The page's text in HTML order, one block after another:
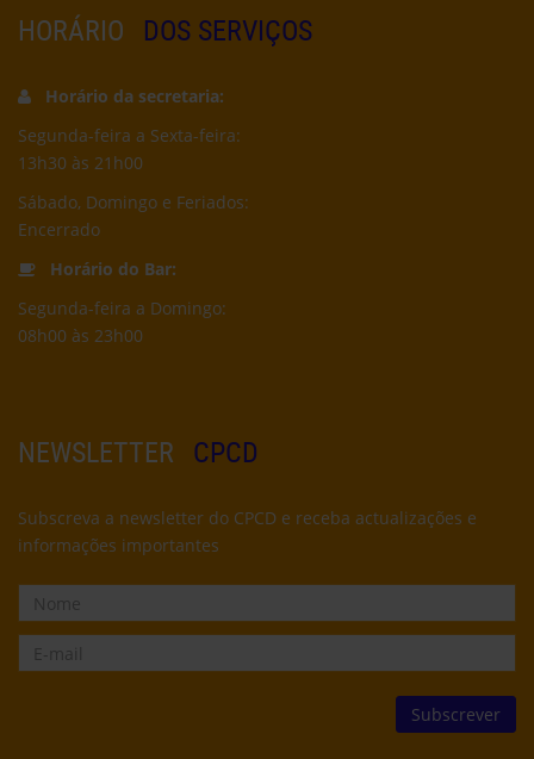
HORÁRIO DOS SERVIÇOS
Horário da secretaria:
Segunda-feira a Sexta-feira:
13h30 às 21h00
Sábado, Domingo e Feriados:
Encerrado
Horário do Bar:
Segunda-feira a Domingo:
08h00 às 23h00
NEWSLETTER CPCD
Subscreva a newsletter do CPCD e receba actualizações e
informações importantes